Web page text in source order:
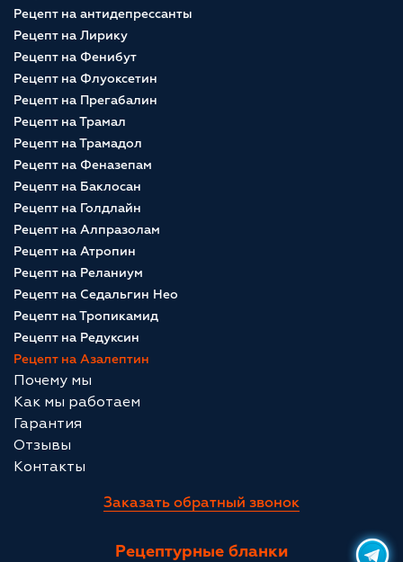
Рецептурные бланки
Рецепт на антидепрессанты
Рецепт на Лирику
Рецепт на Фенибут
Рецепт на Флуоксетин
Рецепт на Прегабалин
Рецепт на Трамал
Рецепт на Трамадол
Рецепт на Феназепам
Рецепт на Баклосан
Рецепт на Голдлайн
Рецепт на Алпразолам
Рецепт на Атропин
Рецепт на Реланиум
Рецепт на Седальгин Нео
Рецепт на Тропикамид
Рецепт на Редуксин
Рецепт на Азалептин
Почему мы
Как мы работаем
Гарантия
Отзывы
Контакты
Заказать обратный звонок